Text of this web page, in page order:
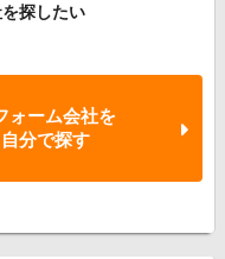
探したい
ォーム会社を
自分で探す